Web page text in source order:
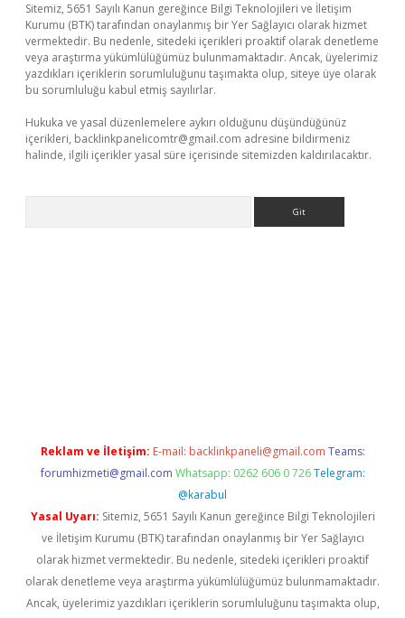
Sitemiz, 5651 Sayılı Kanun gereğince Bilgi Teknolojileri ve İletişim
Kurumu (BTK) tarafından onaylanmış bir Yer Sağlayıcı olarak hizmet
vermektedir. Bu nedenle, sitedeki içerikleri proaktif olarak denetleme
veya araştırma yükümlülüğümüz bulunmamaktadır. Ancak, üyelerimiz
yazdıkları içeriklerin sorumluluğunu taşımakta olup, siteye üye olarak
bu sorumluluğu kabul etmiş sayılırlar.
Hukuka ve yasal düzenlemelere aykırı olduğunu düşündüğünüz
içerikleri, backlinkpanelicomtr@gmail.com adresine bildirmeniz
halinde, ilgili içerikler yasal süre içerisinde sitemizden kaldırılacaktır.
Reklam ve İletişim: E-mail: backlinkpaneli@gmail.com Teams:
forumhizmeti@gmail.com Whatsapp: 0262 606 0 726 Telegram:
@karabul
Yasal Uyarı: Sitemiz, 5651 Sayılı Kanun gereğince Bilgi Teknolojileri
ve İletişim Kurumu (BTK) tarafından onaylanmış bir Yer Sağlayıcı
olarak hizmet vermektedir. Bu nedenle, sitedeki içerikleri proaktif
olarak denetleme veya araştırma yükümlülüğümüz bulunmamaktadır.
Ancak, üyelerimiz yazdıkları içeriklerin sorumluluğunu taşımakta olup,